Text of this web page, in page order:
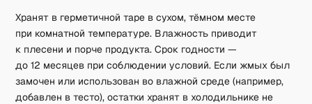
Хранят в герметичной таре в сухом, тёмном месте
при комнатной температуре. Влажность приводит
к плесени и порче продукта. Срок годности —
до 12 месяцев при соблюдении условий. Если жмых был
замочен или использован во влажной среде (например,
добавлен в тесто), остатки хранят в холодильнике не